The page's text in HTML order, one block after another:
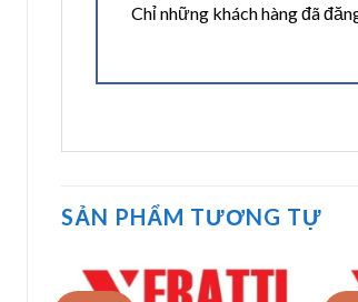
Chỉ những khách hàng đã
SẢN PHẨM TƯƠNG TỰ